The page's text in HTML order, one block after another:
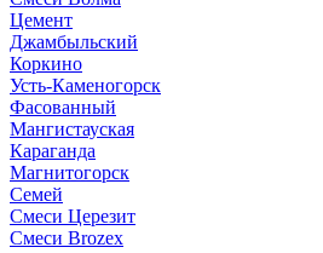
Цемент
Джамбыльский
Коркино
Усть-Каменогорск
Фасованный
Мангистауская
Караганда
Магнитогорск
Семей
Смеси Церезит
Смеси Brozex